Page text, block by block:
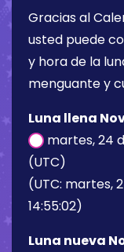
Gracias al
usted puede
y hora de la
menguante y
Luna llena
martes, 24
(UTC)
(UTC: martes,
14:55:02)
Luna nueva